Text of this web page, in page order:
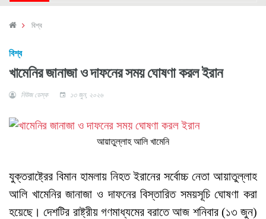
বিশ্ব
বিশ্ব
খামেনির জানাজা ও দাফনের সময় ঘোষণা করল ইরান
নিউজ ডেস্ক ১৩ জুন, ২০২৬
আয়াতুল্লাহ আলি খামেনি
যুক্তরাষ্ট্রের বিমান হামলায় নিহত ইরানের সর্বোচ্চ নেতা আয়াতুল্লাহ
আলি খামেনির জানাজা ও দাফনের বিস্তারিত সময়সূচি ঘোষণা করা
হয়েছে। দেশটির রাষ্ট্রীয় গণমাধ্যমের বরাতে আজ শনিবার (১৩ জুন)